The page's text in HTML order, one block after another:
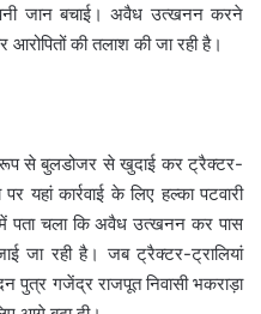
जान बचाई। अवैध उत्खनन करने
आरोपितों की तलाश की जा रही है।
रूप से बुलडोजर से खुदाई कर ट्रैक्टर-
यहां कार्रवाई के लिए हल्का पटवारी
पता चला कि अवैध उत्खनन कर पास
जा रही है। जब ट्रैक्टर-ट्रालियां
पुत्र गजेंद्र राजपूत निवासी भकराड़ा